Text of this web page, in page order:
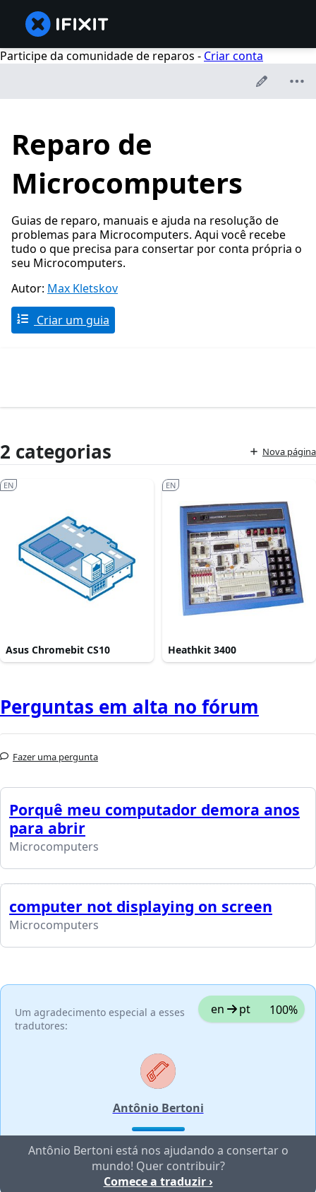
Participe da comunidade de reparos - Criar conta
Reparo de
Microcomputers
Guias de reparo, manuais e ajuda na resolução de
problemas para Microcomputers. Aqui você recebe
tudo o que precisa para consertar por conta própria o
seu Microcomputers.
Autor: Max Kletskov
Criar um guia
2 categorias Nova página
Asus Chromebit CS10
EN
Heathkit 3400
EN
Perguntas em alta no fórum
Fazer uma pergunta
Porquê meu computador demora anos
para abrir
Microcomputers
computer not displaying on screen
Microcomputers
Um agradecimento especial a esses
tradutores:
en pt 100%
Antônio Bertoni
Antônio Bertoni está nos ajudando a consertar o
mundo! Quer contribuir?
Comece a traduzir ›